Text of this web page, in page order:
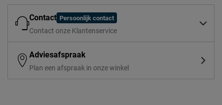
Contact Persoonlijk contact
Contact onze Klantenservice
Adviesafspraak
Plan een afspraak in onze winkel